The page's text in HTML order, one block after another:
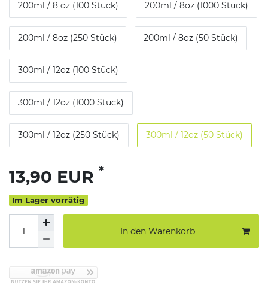
200ml / 8 oz (100 Stück) 200ml / 8oz (1000 Stück)
200ml / 8oz (250 Stück) 200ml / 8oz (50 Stück)
300ml / 12oz (100 Stück)
300ml / 12oz (1000 Stück)
300ml / 12oz (250 Stück) 300ml / 12oz (50 Stück)
13,90 EUR *
Im Lager vorrätig
In den Warenkorb